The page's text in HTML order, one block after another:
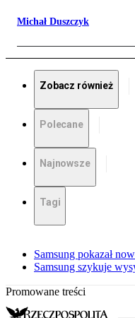
Michał Duszczyk
Zobacz również
Polecane
Najnowsze
Tagi
Samsung pokazał
Samsung szykuje
Promowane treści